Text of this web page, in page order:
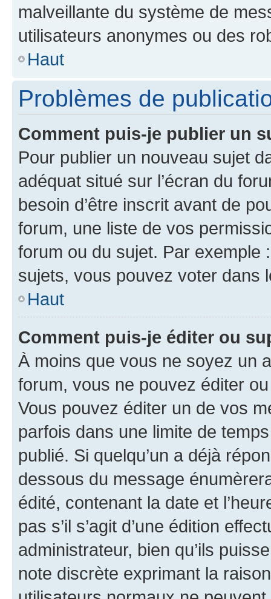
malveillante du système de
utilisateurs anonymes ou des
Haut
Problèmes de
Comment puis-je publier un
Pour publier un nouveau sujet
adéquat situé sur l’écran du
besoin d’être inscrit avant de
forum, une liste de vos
forum ou du sujet. Par exemple
sujets, vous pouvez voter dans
Haut
Comment puis-je éditer ou
À moins que vous ne soyez un
forum, vous ne pouvez éditer
Vous pouvez éditer un de vos
parfois dans une limite de
publié. Si quelqu’un a déjà
dessous du message
édité, contenant la date et
pas s’il s’agit d’une édition
administrateur, bien qu’ils
note discrète exprimant la